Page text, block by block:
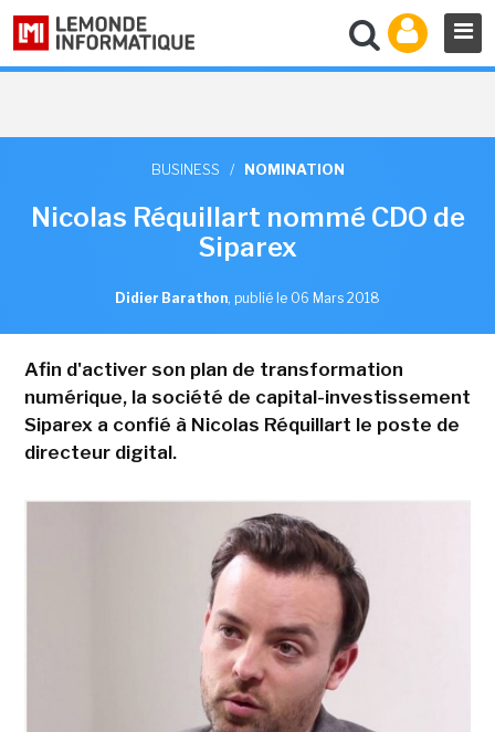
BUSINESS / NOMINATION
Nicolas Réquillart nommé CDO de
Siparex
Didier Barathon, publié le 06 Mars 2018
Afin d'activer son plan de transformation
numérique, la société de capital-investissement
Siparex a confié à Nicolas Réquillart le poste de
directeur digital.